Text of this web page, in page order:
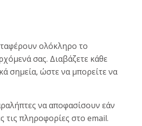
ολόκληρο το
σας. Διαβάζετε κάθε
σημεία, ώστε να μπορείτε να
να αποφασίσουν εάν
τις πληροφορίες στο email.